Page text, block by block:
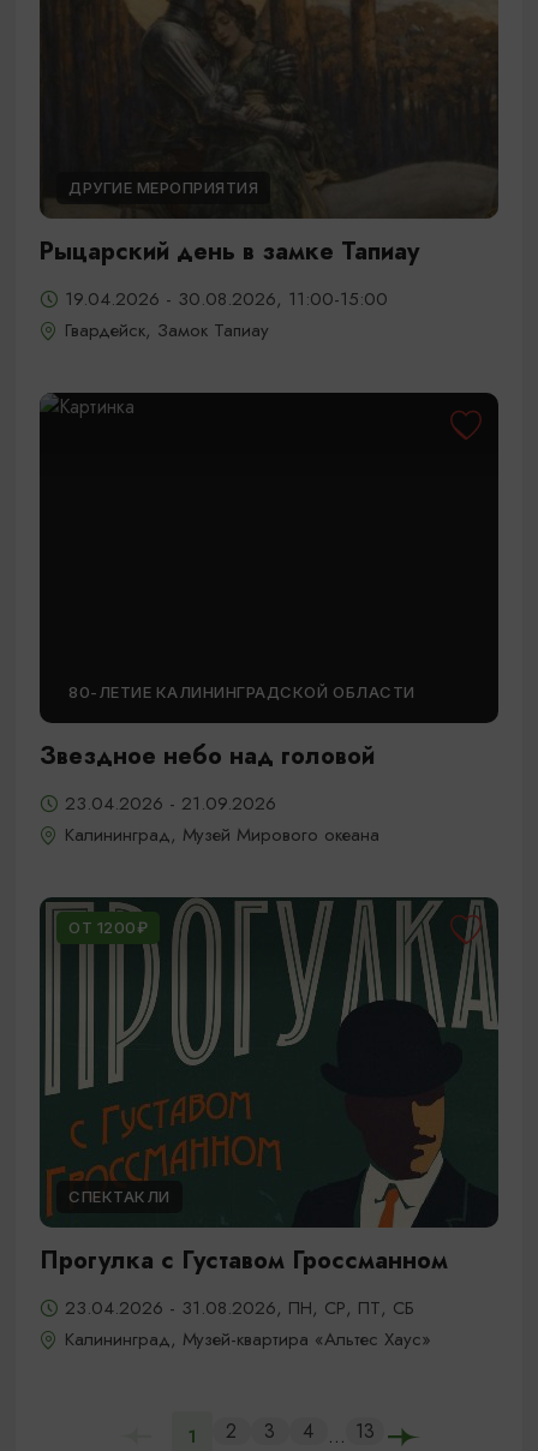
ДРУГИЕ МЕРОПРИЯТИЯ
Рыцарский день в замке Тапиау
19.04.2026 - 30.08.2026, 11:00-15:00
Гвардейск, Замок Тапиау
80-ЛЕТИЕ КАЛИНИНГРАДСКОЙ ОБЛАСТИ
Звездное небо над головой
23.04.2026 - 21.09.2026
Калининград, Музей Мирового океана
ОТ 1200₽
СПЕКТАКЛИ
Прогулка с Густавом Гроссманном
23.04.2026 - 31.08.2026, ПН, СР, ПТ, СБ
Калининград, Музей-квартира «Альтес Хаус»
1 2 3 4 ... 13